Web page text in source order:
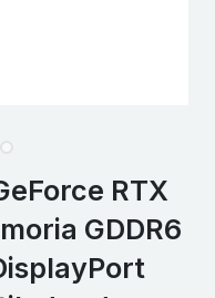
RTX
GDDR6